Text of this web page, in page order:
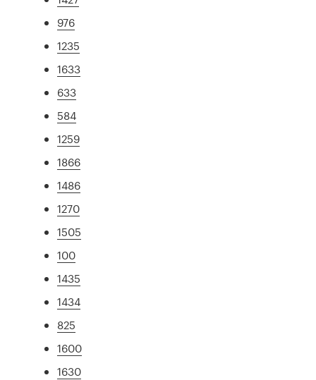
976
1235
1633
633
584
1259
1866
1486
1270
1505
100
1435
1434
825
1600
1630